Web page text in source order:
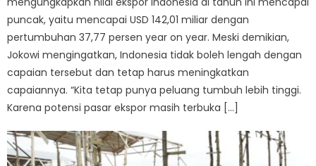
puncak, yaitu mencapai USD 142,01 miliar dengan
pertumbuhan 37,77 persen year on year. Meski demikian,
Jokowi mengingatkan, Indonesia tidak boleh lengah dengan
capaian tersebut dan tetap harus meningkatkan
capaiannya. “Kita tetap punya peluang tumbuh lebih tinggi.
Karena potensi pasar ekspor masih terbuka […]